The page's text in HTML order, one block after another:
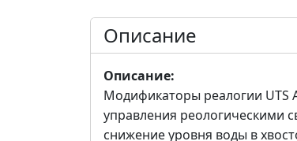
Описание
Описание:
Модификаторы реалогии UTS
управления реологическими
снижение уровня воды в